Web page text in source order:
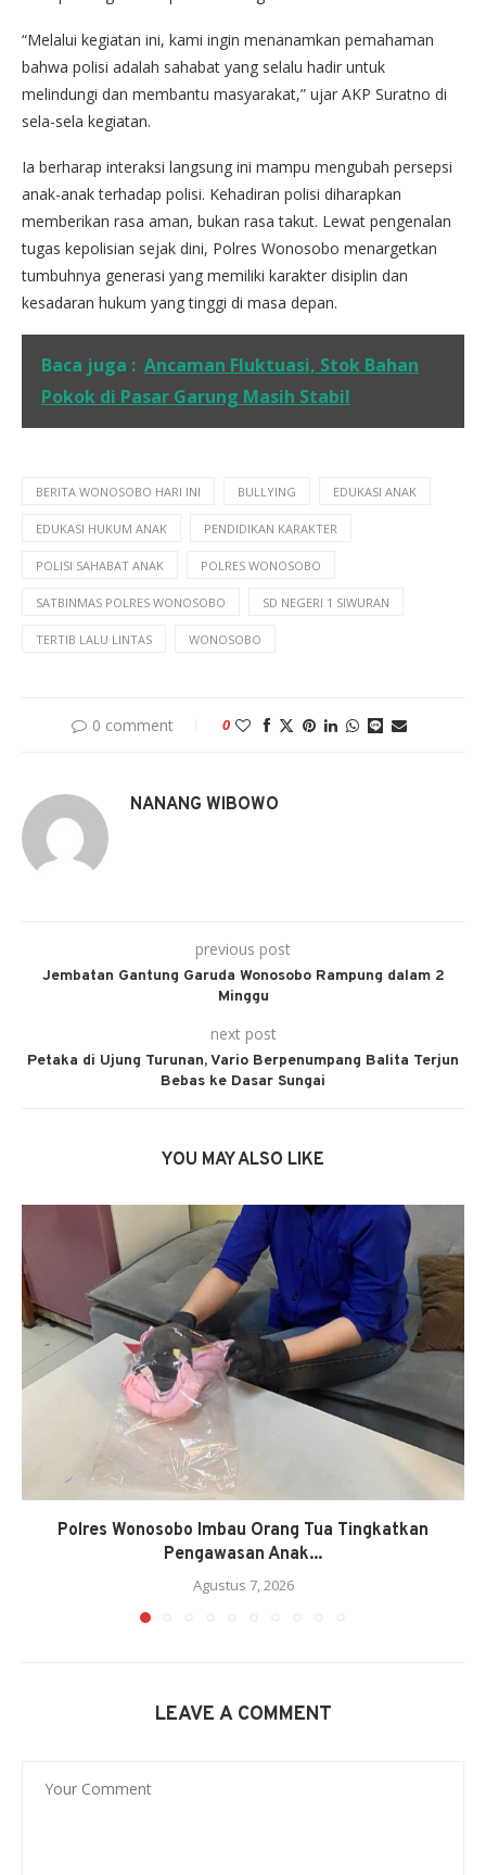
“Melalui kegiatan ini, kami ingin menanamkan pemahaman
bahwa polisi adalah sahabat yang selalu hadir untuk
melindungi dan membantu masyarakat,” ujar AKP Suratno di
sela-sela kegiatan.
Ia berharap interaksi langsung ini mampu mengubah persepsi
anak-anak terhadap polisi. Kehadiran polisi diharapkan
memberikan rasa aman, bukan rasa takut. Lewat pengenalan
tugas kepolisian sejak dini, Polres Wonosobo menargetkan
tumbuhnya generasi yang memiliki karakter disiplin dan
kesadaran hukum yang tinggi di masa depan.
Baca juga : Ancaman Fluktuasi, Stok Bahan
Pokok di Pasar Garung Masih Stabil
BERITA WONOSOBO HARI INI BULLYING EDUKASI ANAK
EDUKASI HUKUM ANAK PENDIDIKAN KARAKTER
POLISI SAHABAT ANAK POLRES WONOSOBO
SATBINMAS POLRES WONOSOBO SD NEGERI 1 SIWURAN
TERTIB LALU LINTAS WONOSOBO
0 comment 0
NANANG WIBOWO
previous post
Jembatan Gantung Garuda Wonosobo Rampung dalam 2
Minggu
next post
Petaka di Ujung Turunan, Vario Berpenumpang Balita Terjun
Bebas ke Dasar Sungai
YOU MAY ALSO LIKE
Polres Wonosobo Imbau Orang Tua Tingkatkan
Pengawasan Anak...
Agustus 7, 2026
LEAVE A COMMENT